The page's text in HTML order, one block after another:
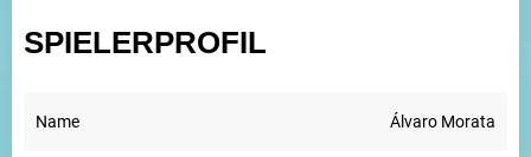
SPIELERPROFIL
Name Álvaro Morata